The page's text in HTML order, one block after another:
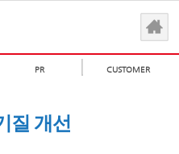
PR CUSTOMER
질 개선